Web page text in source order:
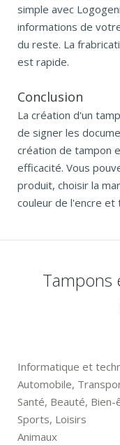
simple avec
informations de
du reste. La
est rapide.
Conclusion
La création d'un
de signer les
création de tampon
efficacité. Vous
produit, choisir la
couleur de l'encre et
Tampons
Informatique et
Automobile,
Santé, Beauté, Bien-
Sports, Loisirs
Animaux